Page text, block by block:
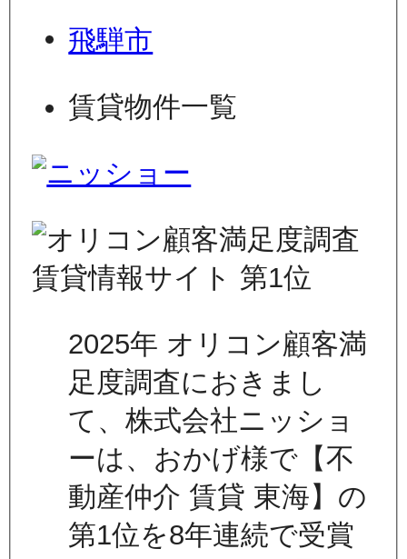
飛騨市
賃貸物件一覧
2025年 オリコン顧客満
足度調査におきまし
て、株式会社ニッショ
ーは、おかげ様で【不
動産仲介 賃貸 東海】の
第1位を8年連続で受賞